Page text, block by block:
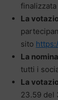
La
sito
La nomina
tutti i
La
23.59 del